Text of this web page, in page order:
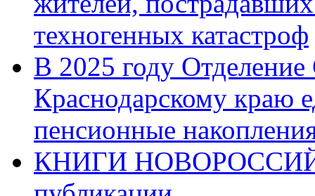
техногенных катастроф
В 2025 году
Краснодарскому краю
пенсионные
КНИГИ